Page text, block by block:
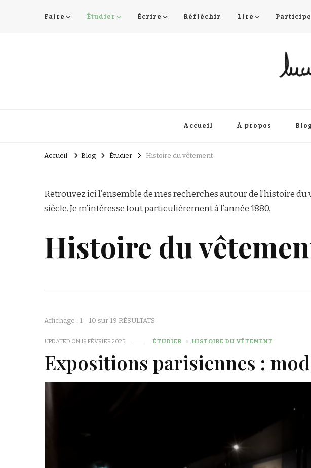
Faire Étudier Écrire Réfléchir Lire
Accueil À propos
Accueil Blog Étudier Histoire du vêtement
Retrouvez ici l’ensemble de mes recherches autour de l’histoire
siècle. Je m’intéresse tout particulièrement à l’année 1880.
Histoire du
Affichage : 1 - 10 sur 19 RÉSULTATS
UPDATED ON18 FÉVRIER 2025 ÉTUDIER HISTOIRE DU VÊTEMENT
Expositions parisiennes :